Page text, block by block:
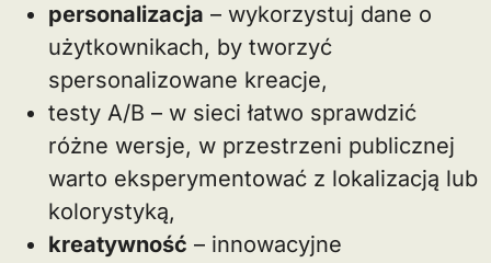
personalizacja – wykorzystuj dane o
użytkownikach, by tworzyć
spersonalizowane kreacje,
testy A/B – w sieci łatwo sprawdzić
różne wersje, w przestrzeni publicznej
warto eksperymentować z lokalizacją lub
kolorystyką,
kreatywność – innowacyjne